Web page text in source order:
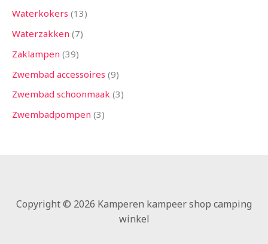
Waterkokers 13
Waterzakken 7
Zaklampen 39
Zwembad accessoires 9
Zwembad schoonmaak 3
Zwembadpompen 3
Copyright © 2026 Kamperen kampeer shop camping
winkel